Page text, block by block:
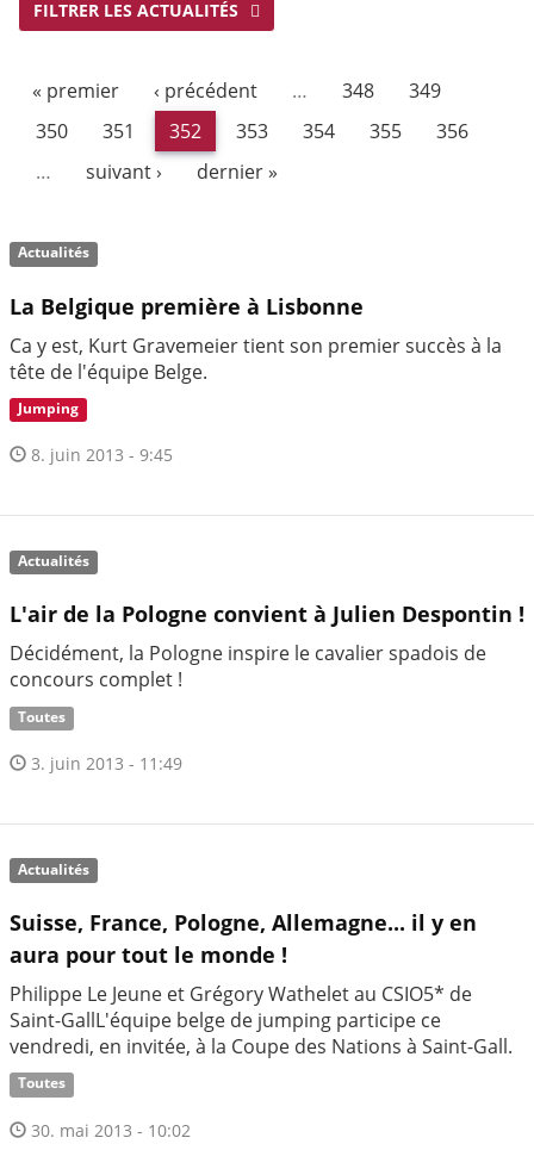
FILTRER LES ACTUALITÉS
« premier ‹ précédent … 348
349
350
351 352 353 354 355
356
…
suivant › dernier »
Actualités
La Belgique première à Lisbonne
Ca y est, Kurt Gravemeier tient son premier succès à la
tête de l'équipe Belge.
Jumping
8. juin 2013 - 9:45
Actualités
L'air de la Pologne convient à Julien Despontin !
Décidément, la Pologne inspire le cavalier spadois de
concours complet !
Toutes
3. juin 2013 - 11:49
Actualités
Suisse, France, Pologne, Allemagne... il y en
aura pour tout le monde !
Philippe Le Jeune et Grégory Wathelet au CSIO5* de
Saint-GallL'équipe belge de jumping participe ce
vendredi, en invitée, à la Coupe des Nations à Saint-Gall.
Toutes
30. mai 2013 - 10:02